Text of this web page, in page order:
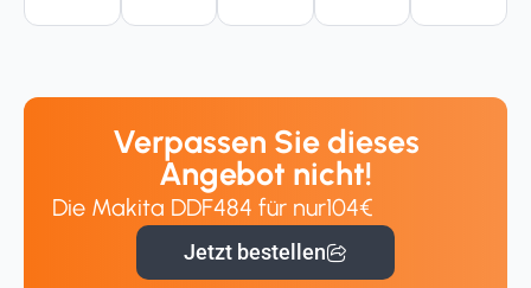
Verpassen Sie dieses
Angebot nicht!
Die Makita DDF484 für nur104€
Jetzt bestellen